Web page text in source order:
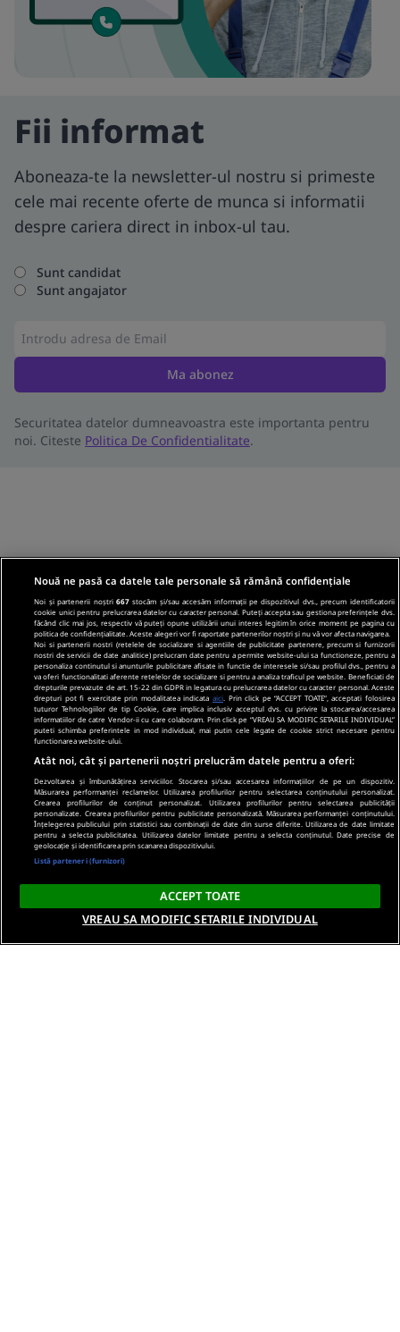
Fii informat
Aboneaza-te la newsletter-ul nostru si primeste
cele mai recente oferte de munca si informatii
despre cariera direct in inbox-ul tau.
Sunt candidat
Sunt angajator
Ma abonez
Securitatea datelor dumneavoastra este importanta pentru
noi. Citeste Politica De Confidentialitate.
Nouă ne pasă ca datele tale personale să rămână confidențiale
Noi și partenerii noștri667 stocăm și/sau accesăm informații pe dispozitivul dvs., precum identificatorii
cookie unici pentru prelucrarea datelor cu caracter personal. Puteți accepta sau gestiona preferințele dvs.
făcând clic mai jos, respectiv vă puteți opune utilizării unui interes legitim în orice moment pe pagina cu
politica de confidențialitate. Aceste alegeri vor fi raportate partenerilor noștri și nu vă vor afecta navigarea.
Noi si partenerii nostri (retelele de socializare si agentiile de publicitate partenere, precum si furnizorii
nostri de servicii de date analitice) prelucram date pentru a permite website-ului sa functioneze, pentru a
personaliza continutul si anunturile publicitare afisate in functie de interesele si/sau profilul dvs., pentru a
va oferi functionalitati aferente retelelor de socializare si pentru a analiza traficul pe website. Beneficiati de
drepturile prevazute de art. 15-22 din GDPR in legatura cu prelucrarea datelor cu caracter personal. Aceste
drepturi pot fi exercitate prin modalitatea indicata aici . Prin click pe “ACCEPT TOATE”, acceptati folosirea
tuturor Tehnologiilor de tip Cookie, care implica inclusiv acceptul dvs. cu privire la stocarea/accesarea
informatiilor de catre Vendor-ii cu care colaboram. Prin click pe “VREAU SA MODIFIC SETARILE INDIVIDUAL”
puteti schimba preferintele in mod individual, mai putin cele legate de cookie strict necesare pentru
functionarea website-ului.
Atât noi, cât și partenerii noștri prelucrăm datele pentru a oferi:
Dezvoltarea și îmbunătățirea serviciilor. Stocarea și/sau accesarea informațiilor de pe un dispozitiv.
Măsurarea performanței reclamelor. Utilizarea profilurilor pentru selectarea conținutului personalizat.
Crearea profilurilor de conținut personalizat. Utilizarea profilurilor pentru selectarea publicității
personalizate. Crearea profilurilor pentru publicitate personalizată. Măsurarea performanței conținutului.
Înțelegerea publicului prin statistici sau combinații de date din surse diferite. Utilizarea de date limitate
pentru a selecta publicitatea. Utilizarea datelor limitate pentru a selecta conținutul. Date precise de
geolocație și identificarea prin scanarea dispozitivului.
Listă parteneri (furnizori)
ACCEPT TOATE
VREAU SA MODIFIC SETARILE INDIVIDUAL